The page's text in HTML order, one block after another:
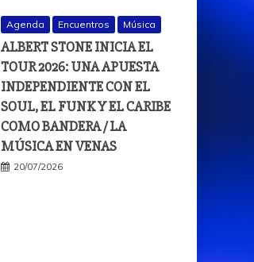
Agenda Encuentros Música
ALBERT STONE INICIA EL
TOUR 2026: UNA APUESTA
INDEPENDIENTE CON EL
SOUL, EL FUNK Y EL CARIBE
COMO BANDERA / LA
MÚSICA EN VENAS
20/07/2026